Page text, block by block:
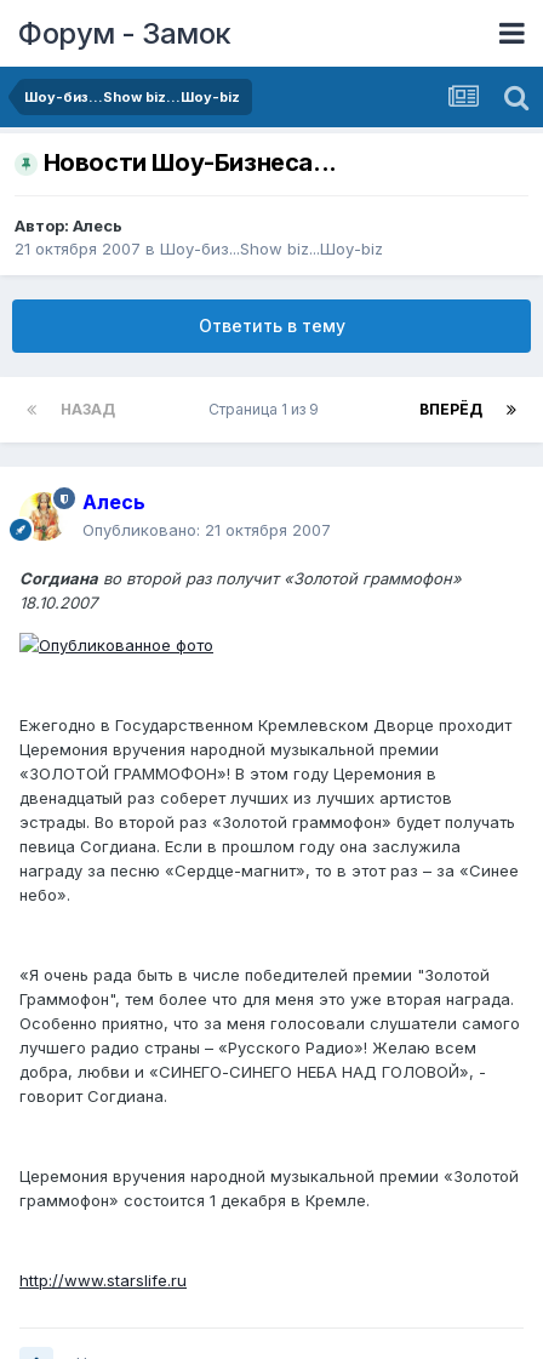
Форум - Замок
Шоу-биз...Show biz...Шоу-biz
Новости Шоу-Бизнеса...
Автор: Алесь
21 октября 2007 в Шоу-биз...Show biz...Шоу-biz
Ответить в тему
НАЗАД ВПЕРЁД
Страница 1 из 9
Алесь
Опубликовано: 21 октября 2007
Согдиана во второй раз получит «Золотой граммофон»
18.10.2007
Ежегодно в Государственном Кремлевском Дворце проходит
Церемония вручения народной музыкальной премии
«ЗОЛОТОЙ ГРАММОФОН»! В этом году Церемония в
двенадцатый раз соберет лучших из лучших артистов
эстрады. Во второй раз «Золотой граммофон» будет получать
певица Согдиана. Если в прошлом году она заслужила
награду за песню «Сердце-магнит», то в этот раз – за «Синее
небо».
«Я очень рада быть в числе победителей премии "Золотой
Граммофон", тем более что для меня это уже вторая награда.
Особенно приятно, что за меня голосовали слушатели самого
лучшего радио страны – «Русского Радио»! Желаю всем
добра, любви и «СИНЕГО-СИНЕГО НЕБА НАД ГОЛОВОЙ», -
говорит Согдиана.
Церемония вручения народной музыкальной премии «Золотой
граммофон» состоится 1 декабря в Кремле.
http://www.starslife.ru